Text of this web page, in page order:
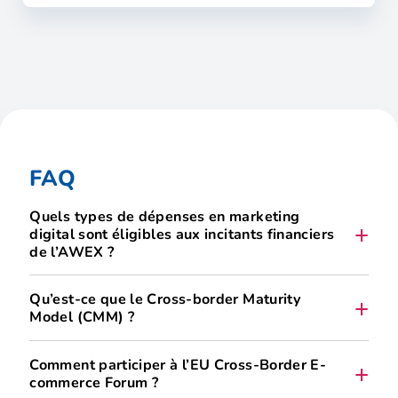
FAQ
Quels types de dépenses en marketing
digital sont éligibles aux incitants financiers
de l’AWEX ?
marketing digital
Qu’est-ce que le Cross-border Maturity
Model (CMM) ?
diagnostic stratégique
Comment participer à l’EU Cross-Border E-
commerce Forum ?